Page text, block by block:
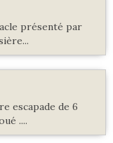
présenté par
escapade de 6
....